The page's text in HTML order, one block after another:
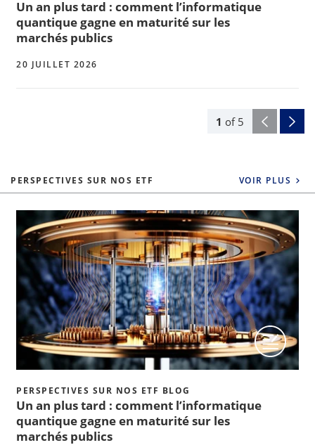
1 of 5
Un an plus tard : comment l’informatique
quantique gagne en maturité sur les
marchés publics
20 JUILLET 2026
PERSPECTIVES SUR NOS ETF VOIR PLUS
PERSPECTIVES SUR NOS ETF BLOG
Un an plus tard : comment l’informatique
quantique gagne en maturité sur les
marchés publics